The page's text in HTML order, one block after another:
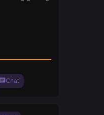
chatChat